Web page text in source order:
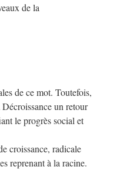
de la
de ce mot. Toutefois,
un retour
le progrès social et
croissance, radicale
reprenant à la racine.